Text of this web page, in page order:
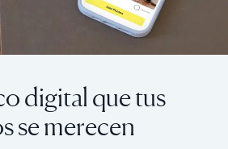
digital que tus
se merecen